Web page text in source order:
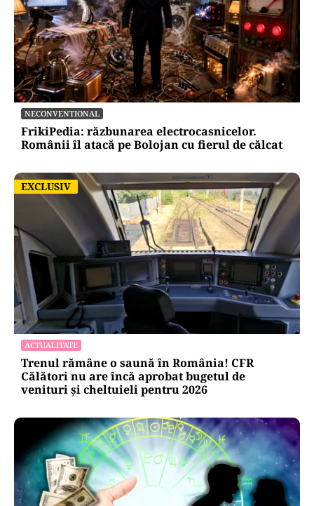
NECONVENTIONAL
FrikiPedia: răzbunarea electrocasnicelor.
Românii îl atacă pe Bolojan cu fierul de călcat
EXCLUSIV
EXCLUSIV
ACTUALITATE
Trenul rămâne o saună în România! CFR
Călători nu are încă aprobat bugetul de
venituri și cheltuieli pentru 2026